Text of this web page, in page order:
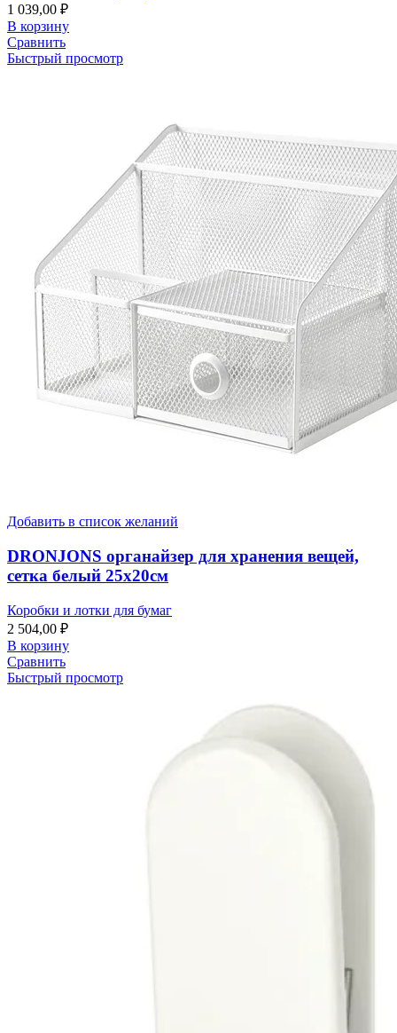
1 039,00 ₽
В корзину
Сравнить
Быстрый просмотр
Добавить в список желаний
DRONJONS органайзер для хранения вещей,
сетка белый 25х20см
Коробки и лотки для бумаг
2 504,00 ₽
В корзину
Сравнить
Быстрый просмотр